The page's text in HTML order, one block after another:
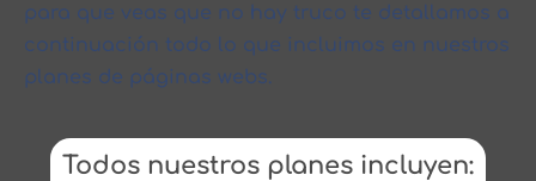
para que veas que no hay truco te detallamos a
continuación todo lo que incluimos en nuestros
planes de páginas webs.
Todos nuestros planes incluyen: